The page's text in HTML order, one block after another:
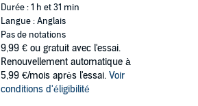
Durée : 1 h et 31 min
Langue : Anglais
Pas de notations
9,99 € ou gratuit avec l'essai.
Renouvellement automatique à
5,99 €/mois après l'essai. Voir
conditions d'éligibilité